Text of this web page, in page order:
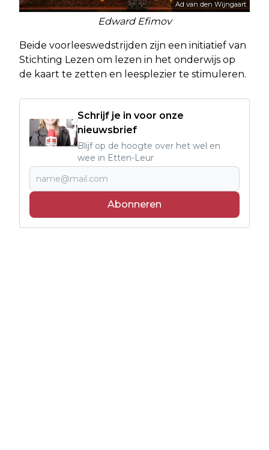
Ad van den Wijngaart
Edward Efimov
Beide voorleeswedstrijden zijn een initiatief van
Stichting Lezen om lezen in het onderwijs op
de kaart te zetten en leesplezier te stimuleren.
Schrijf je in voor onze
nieuwsbrief
Blijf op de hoogte over het wel en
wee in Etten-Leur
Abonneren